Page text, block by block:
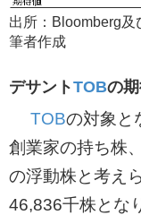
出所：Bloomberg及
筆者作成
デサントTOBの
TOBの対象と
創業家の持ち株
の浮動株と考え
46,836千株とな